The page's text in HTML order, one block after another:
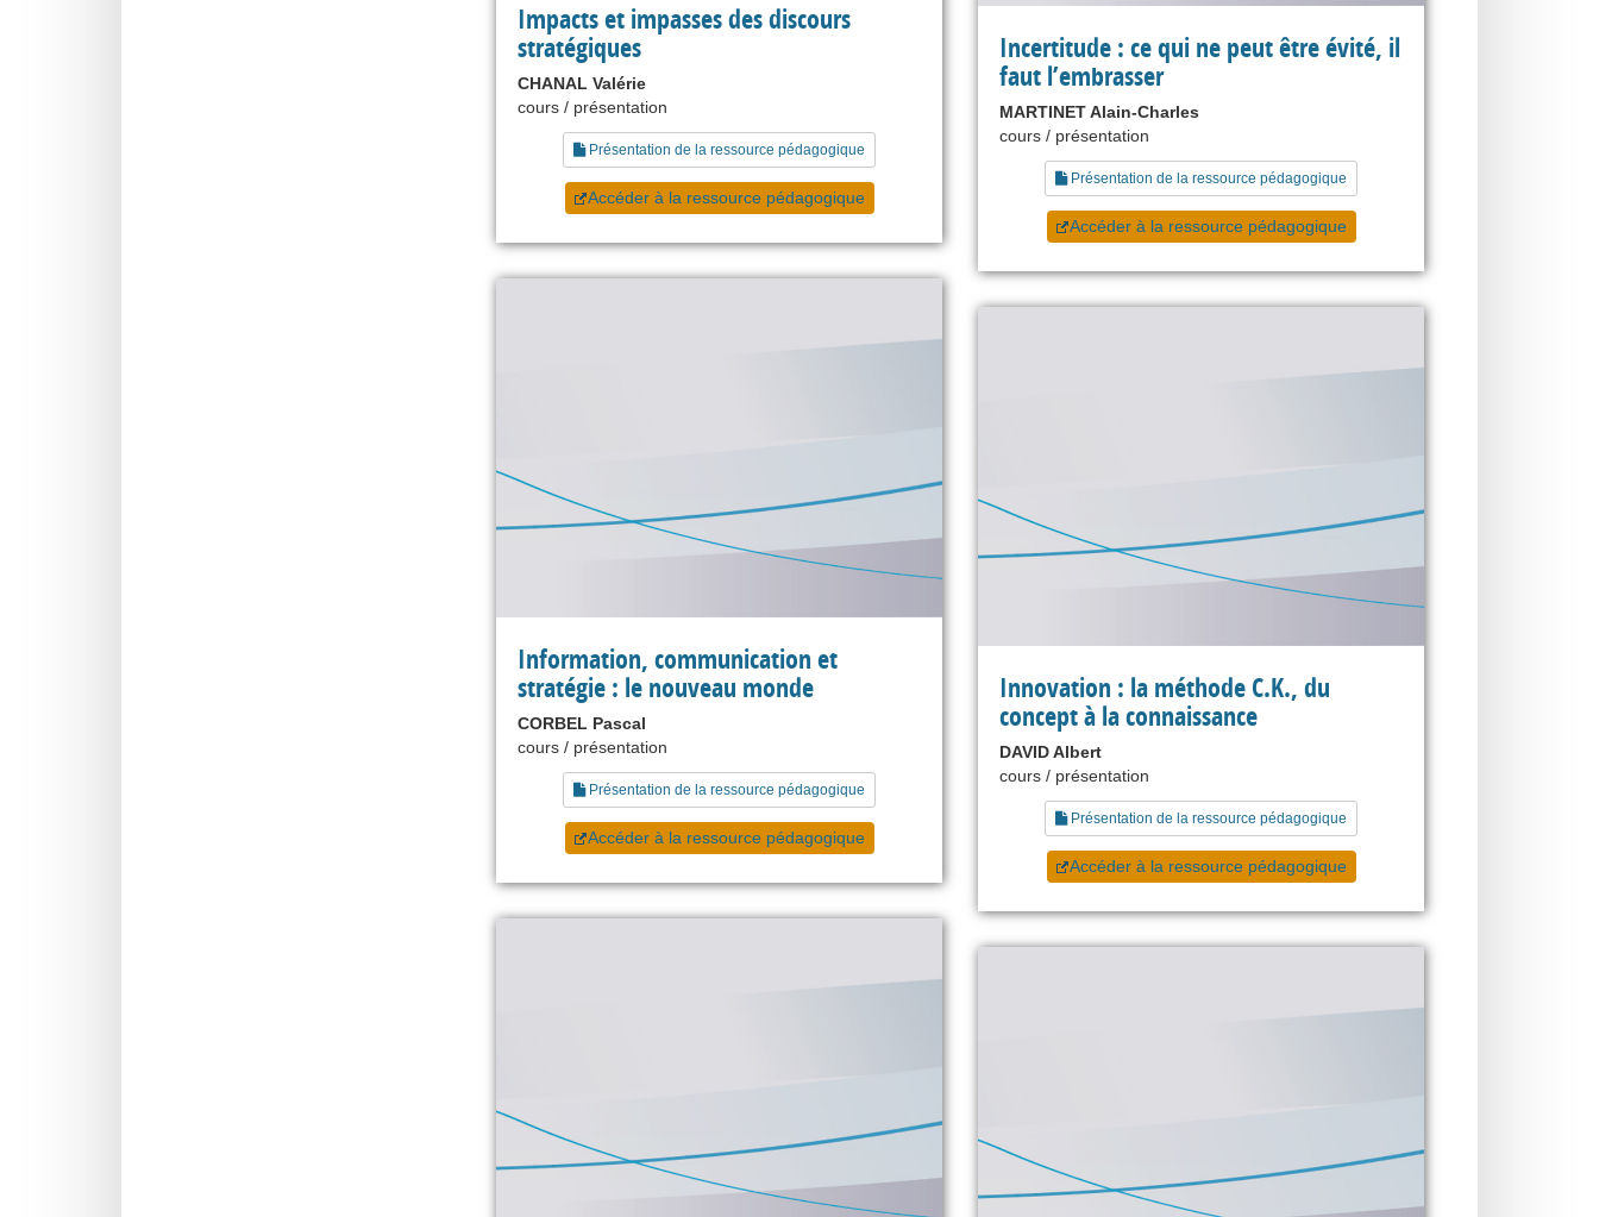
Impacts et impasses des discours
stratégiques
CHANAL Valérie
cours / présentation
Présentation de la ressource pédagogique
Accéder à la ressource pédagogique
Incertitude : ce qui ne peut être évité, il
faut l’embrasser
MARTINET Alain-Charles
cours / présentation
Présentation de la ressource pédagogique
Accéder à la ressource pédagogique
Information, communication et
stratégie : le nouveau monde
CORBEL Pascal
cours / présentation
Présentation de la ressource pédagogique
Accéder à la ressource pédagogique
Innovation : la méthode C.K., du
concept à la connaissance
DAVID Albert
cours / présentation
Présentation de la ressource pédagogique
Accéder à la ressource pédagogique